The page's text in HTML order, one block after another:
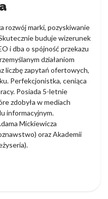
rozwój marki, pozyskiwanie
buduje wizerunek
i dba o spójność przekazu
działaniom
liczbę zapytań ofertowych,
Perfekcjonistka, ceniąca
Posiada 5-letnie
zdobyła w mediach
informacyjnym.
Mickiewicza
oraz Akademii